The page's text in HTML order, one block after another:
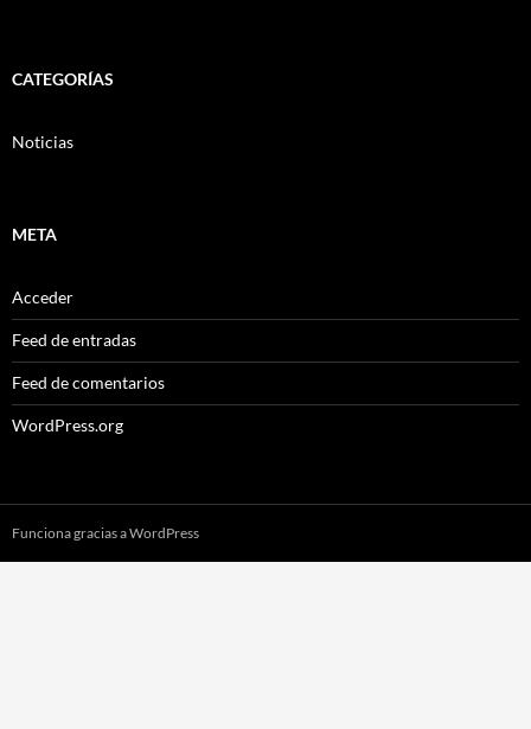
CATEGORÍAS
Noticias
META
Acceder
Feed de entradas
Feed de comentarios
WordPress.org
Funciona gracias a WordPress